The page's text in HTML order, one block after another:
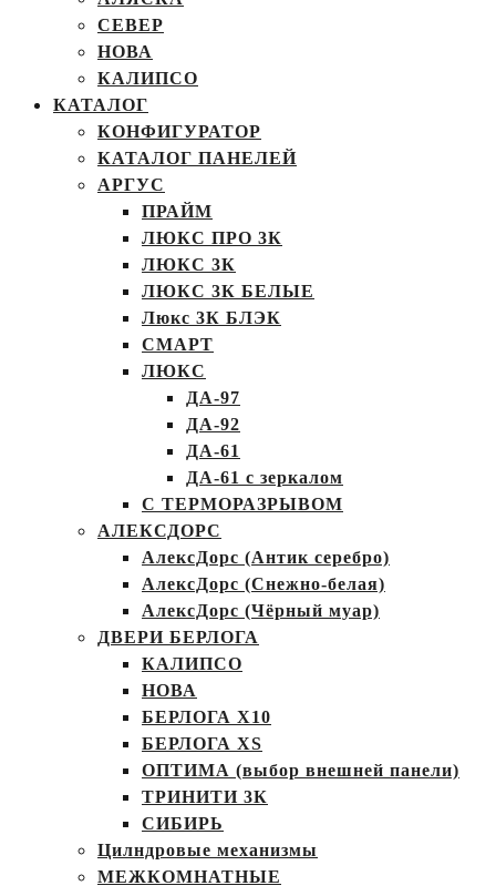
СЕВЕР
НОВА
КАЛИПСО
КАТАЛОГ
КОНФИГУРАТОР
КАТАЛОГ ПАНЕЛЕЙ
АРГУС
ПРАЙМ
ЛЮКС ПРО 3К
ЛЮКС 3К
ЛЮКС 3К БЕЛЫЕ
Люкс 3К БЛЭК
СМАРТ
ЛЮКС
ДА-97
ДА-92
ДА-61
ДА-61 с зеркалом
С ТЕРМОРАЗРЫВОМ
АЛЕКСДОРС
АлексДорс (Антик серебро)
АлексДорс (Снежно-белая)
АлексДорс (Чёрный муар)
ДВЕРИ БЕРЛОГА
КАЛИПСО
НОВА
БЕРЛОГА Х10
БЕРЛОГА XS
ОПТИМА (выбор внешней панели)
ТРИНИТИ 3К
СИБИРЬ
Цилндровые механизмы
МЕЖКОМНАТНЫЕ